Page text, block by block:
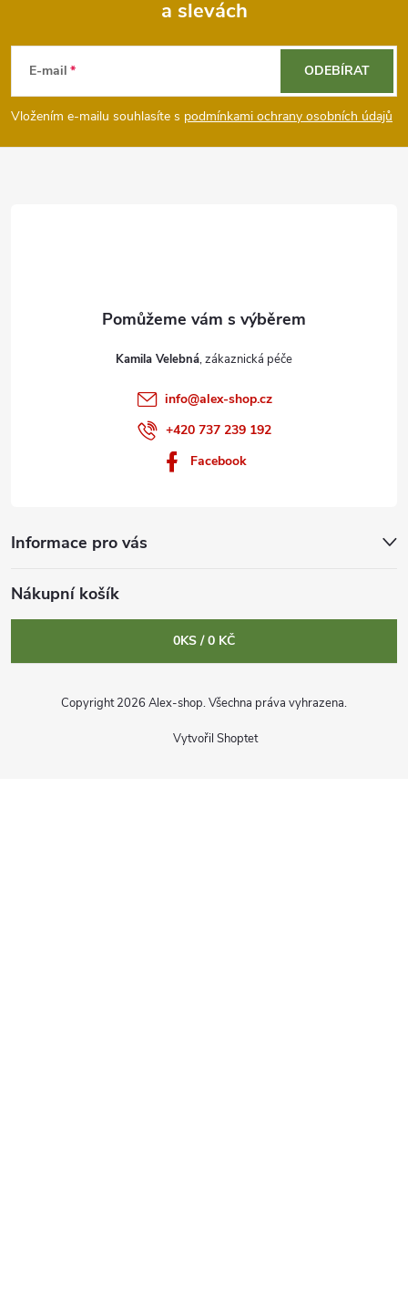
p
a slevách
E-mail
Vložením e-mailu souhlasíte s podmínkami ochrany osobních údajů
ODEBÍRAT
Kamila Velebná
info@alex-shop.cz
+420 737 239 192
Facebook
Informace pro vás
Nákupní košík
0KS /0 KČ
Vytvořil Shoptet
Copyright 2026 Alex-shop. Všechna práva vyhrazena.